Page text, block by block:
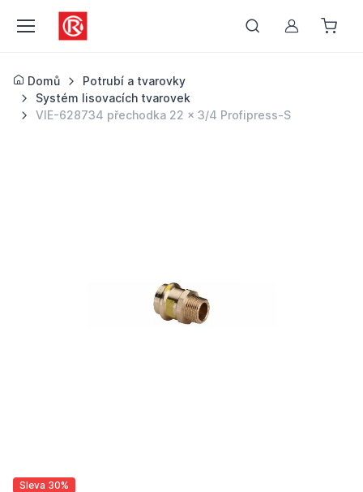
Můj účet
Domů
Potrubí a tvarovky
Systém lisovacích tvarovek
VIE-628734 přechodka 22 x 3/4 Profipress-S
Sleva 30%